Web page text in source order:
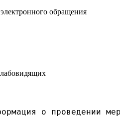
обращения